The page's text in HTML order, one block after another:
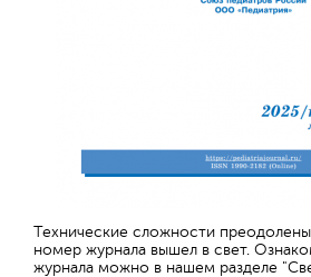
Технические сложности
номер журнала вышел в свет.
журнала можно в нашем разделе